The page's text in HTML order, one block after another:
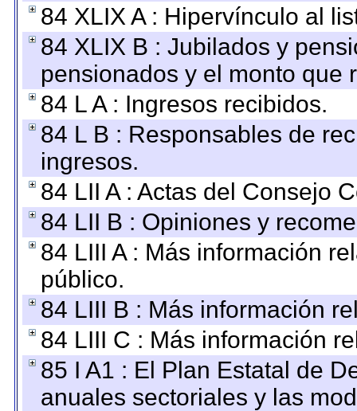
84 XLIX A : Hipervínculo al
84 XLIX B : Jubilados y
pensionados y el monto que
84 L A : Ingresos recibidos.
84 L B : Responsables de
ingresos.
84 LII A : Actas del Consejo
84 LII B : Opiniones y
84 LIII A : Más información
público.
84 LIII B : Más información
84 LIII C : Más información
85 I A1 : El Plan Estatal de
anuales sectoriales y las